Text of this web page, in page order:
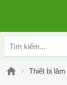
Thiết bị